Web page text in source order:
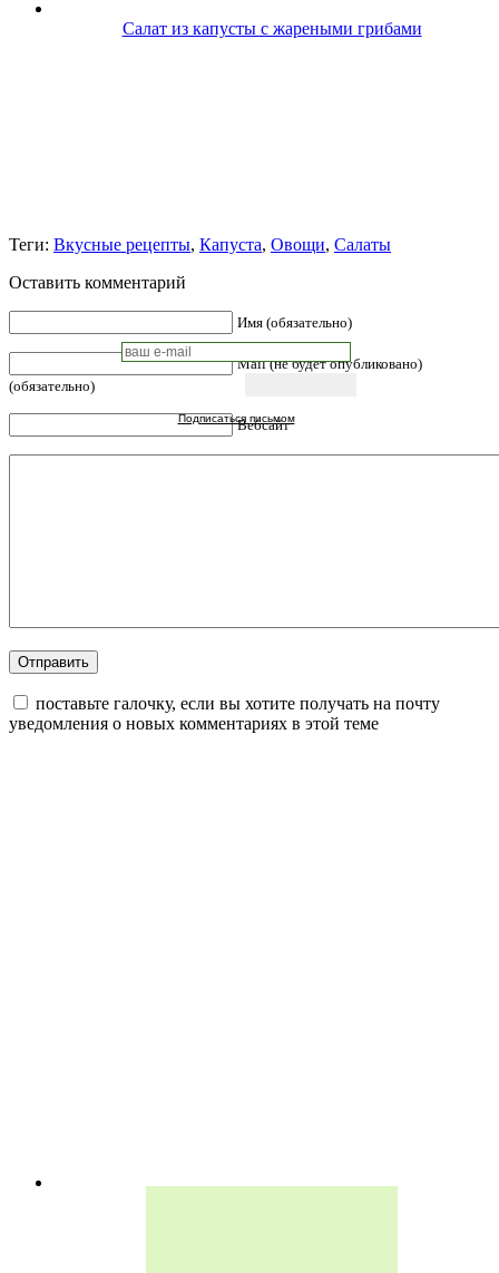
Салат из капусты с жареными грибами
Подписаться письмом
Теги: Вкусные рецепты, Капуста, Овощи, Салаты
Оставить комментарий
Имя (обязательно)
Mail (не будет опубликовано)
(обязательно)
Вебсайт
поставьте галочку, если вы хотите получать на почту
уведомления о новых комментариях в этой теме